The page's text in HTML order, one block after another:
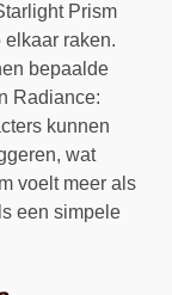
Prism
raken.
bepaalde
Radiance:
kunnen
wat
voelt meer als
een simpele